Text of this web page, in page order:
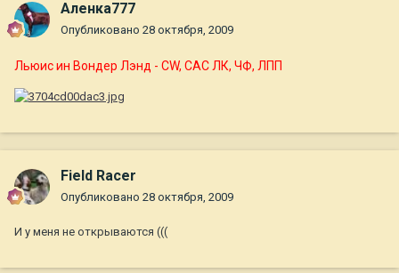
Аленка777
Опубликовано 28 октября, 2009
Льюис ин Вондер Лэнд - CW, САС ЛК, ЧФ, ЛПП
Field Racer
Опубликовано 28 октября, 2009
И у меня не открываются (((